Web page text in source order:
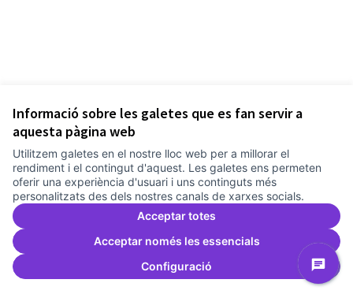
Informació sobre les galetes que es fan servir a
aquesta pàgina web
Utilitzem galetes en el nostre lloc web per a millorar el
rendiment i el contingut d'aquest. Les galetes ens permeten
oferir una experiència d'usuari i uns continguts més
personalitzats des dels nostres canals de xarxes socials.
Acceptar totes
Acceptar només les essencials
Configuració
Termes i condicions d'ús
Configuració de les galetes
Comunitat Canòdrom a Facebook
(Link externo)
Comunitat Canòdrom a Instagram
(Link externo)
Comunitat Canòdrom a YouTube
(Link externo)
Català
Triar la llengua Elegir el idiomaChoose language
(Link externo)
Web creada amb